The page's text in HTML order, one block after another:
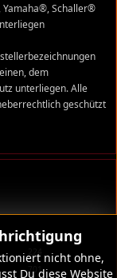
nicht ohne,
Du diese Website
Schaller®
dem
unterliegen. Alle
geschützt
38
224
701